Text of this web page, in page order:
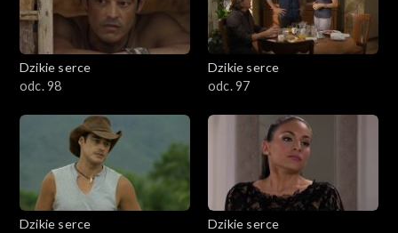
Dzikie serce
odc. 98
Dzikie serce
odc. 97
Dzikie serce
Dzikie serce